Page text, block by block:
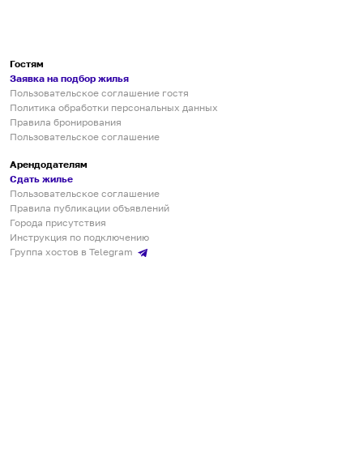
Гостям
Заявка на подбор жилья
Пользовательское соглашение гостя
Политика обработки персональных данных
Правила бронирования
Пользовательское соглашение
Арендодателям
Сдать жилье
Пользовательское соглашение
Правила публикации объявлений
Города присутствия
Инструкция по подключению
Группа хостов в Telegram